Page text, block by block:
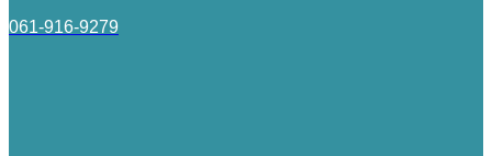
061-916-9279